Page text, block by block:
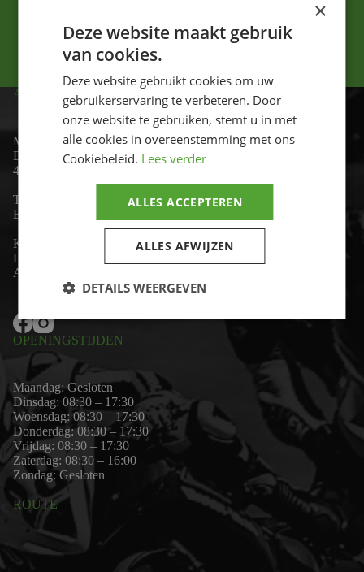
ADRES
Motor-id
De Lind 17
4841 KC Prinsenbeek
Telefoon:
+31 (0)76 - 54 11 888
Email:
K.v.K: 80530338
B.T.W-nummer: NL861703947B01
Algemene voorwaarden
OPENINGSTIJDEN
Maandag: Gesloten
Dinsdag: 08:30 – 17:30
Woensdag: 08:30 – 17:30
Donderdag: 08:30 – 17:30
Vrijdag: 08:30 – 17:30
Zaterdag: 08:30 – 16:00
Zondag: Gesloten
ROUTE
×
Deze website maakt gebruik
van cookies.
Deze website gebruikt cookies om uw
gebruikerservaring te verbeteren. Door
onze website te gebruiken, stemt u in met
alle cookies in overeenstemming met ons
Cookiebeleid. Lees verder
ALLES ACCEPTEREN
ALLES AFWIJZEN
DETAILS WEERGEVEN